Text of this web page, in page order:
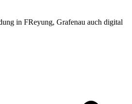
in FReyung, Grafenau auch digital